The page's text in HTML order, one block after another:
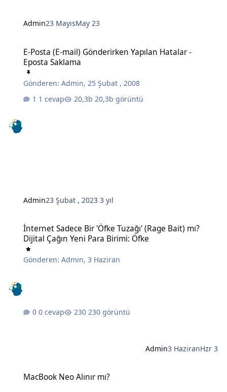
Admin23 MayısMay 23
E-Posta (E-mail) Gönderirken Yapılan Hatalar -
Eposta Saklama
Gönderen:Admin, 25 Şubat , 2008
1 cevap
20,3b görüntü
Admin23 Şubat , 20233 yıl
İnternet Sadece Bir 'Öfke Tuzağı' (Rage Bait) mı?
Dijital Çağın Yeni Para Birimi: Öfke
Gönderen:Admin,3 Haziran
0 cevap 230 görüntü
Admin3 HaziranHzr 3
MacBook Neo Alınır mı?